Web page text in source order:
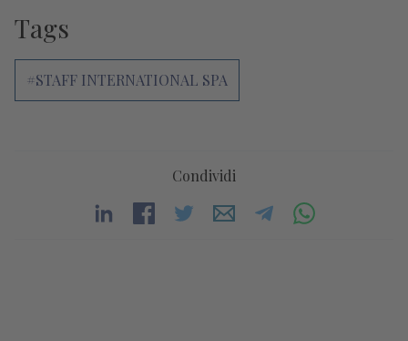
Tags
#STAFF INTERNATIONAL SPA
Condividi